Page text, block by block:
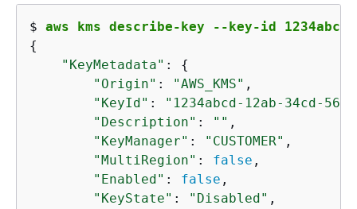
$ aws kms describe-key --key-id 1234abcd-
{
"KeyMetadata" : {
"Origin" : "AWS_KMS" ,
"KeyId" :
"1234abcd-12ab-34cd-
"Description" : "" ,
"KeyManager" : "CUSTOMER" ,
"MultiRegion" : false ,
"Enabled" : false ,
"KeyState" : "Disabled" ,